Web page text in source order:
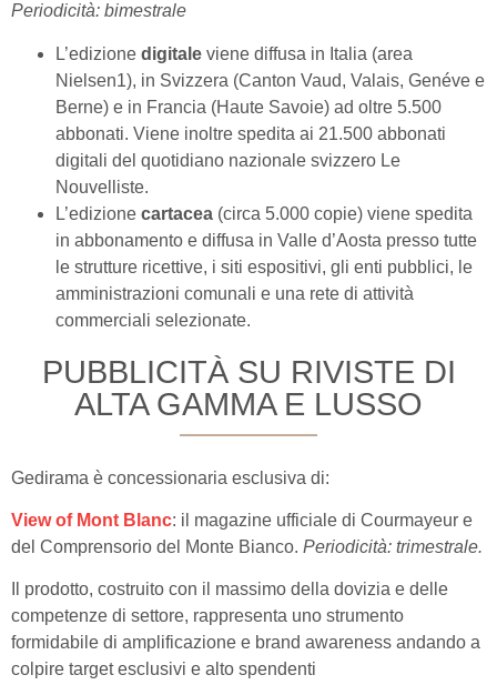
Periodicità: bimestrale
L’edizione digitale viene diffusa in Italia (area
Nielsen1), in Svizzera (Canton Vaud, Valais, Genéve e
Berne) e in Francia (Haute Savoie) ad oltre 5.500
abbonati. Viene inoltre spedita ai 21.500 abbonati
digitali del quotidiano nazionale svizzero Le
Nouvelliste.
L’edizione cartacea (circa 5.000 copie) viene spedita
in abbonamento e diffusa in Valle d’Aosta presso tutte
le strutture ricettive, i siti espositivi, gli enti pubblici, le
amministrazioni comunali e una rete di attività
commerciali selezionate.
PUBBLICITÀ SU RIVISTE DI
ALTA GAMMA E LUSSO
Gedirama è concessionaria esclusiva di:
View of Mont Blanc: il magazine ufficiale di Courmayeur e
del Comprensorio del Monte Bianco. Periodicità: trimestrale.
Il prodotto, costruito con il massimo della dovizia e delle
competenze di settore, rappresenta uno strumento
formidabile di amplificazione e brand awareness andando a
colpire target esclusivi e alto spendenti